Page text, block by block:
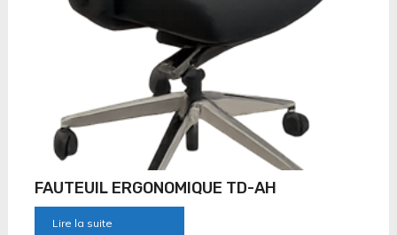
FAUTEUIL ERGONOMIQUE TD-AH
Lire la suite